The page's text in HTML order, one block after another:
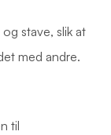
stave, slik at
med andre.
til